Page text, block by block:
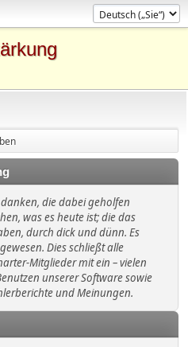
die dabei geholfen
was es heute ist; die das
durch dick und dünn. Es
Dies schließt alle
Mitglieder mit ein – vielen
unserer Software sowie
und Meinungen.